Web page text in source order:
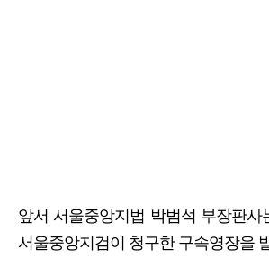
앞서 서울중앙지법 박범석 부장판사
서울중앙지검이 청구한 구속영장을